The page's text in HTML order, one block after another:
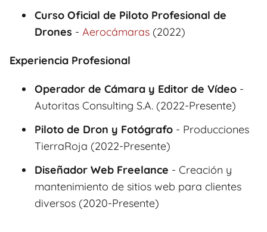
Curso Oficial de Piloto Profesional de
Drones - Aerocámaras (2022)
Experiencia Profesional
Operador de Cámara y Editor de Vídeo -
Autoritas Consulting S.A. (2022-Presente)
Piloto de Dron y Fotógrafo - Producciones
TierraRoja (2022-Presente)
Diseñador Web Freelance - Creación y
mantenimiento de sitios web para clientes
diversos (2020-Presente)